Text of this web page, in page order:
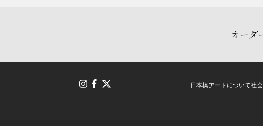
オーダ
日本橋アートについて社